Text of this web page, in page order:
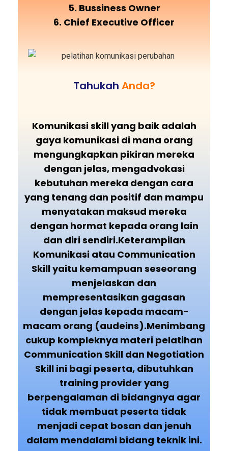
5. Bussiness Owner
6. Chief Executive Officer
Tahukah Anda?
Komunikasi skill yang baik adalah
gaya komunikasi di mana orang
mengungkapkan pikiran mereka
dengan jelas, mengadvokasi
kebutuhan mereka dengan cara
yang tenang dan positif dan mampu
menyatakan maksud mereka
dengan hormat kepada orang lain
dan diri sendiri.Keterampilan
Komunikasi atau Communication
Skill yaitu kemampuan seseorang
menjelaskan dan
mempresentasikan gagasan
dengan jelas kepada macam-
macam orang (audeins).Menimbang
cukup kompleknya materi pelatihan
Communication Skill dan Negotiation
Skill ini bagi peserta, dibutuhkan
training provider yang
berpengalaman di bidangnya agar
tidak membuat peserta tidak
menjadi cepat bosan dan jenuh
dalam mendalami bidang teknik ini.